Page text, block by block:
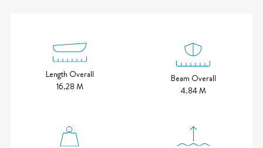
Length Overall
16.28 M
Beam Overall
4.84 M